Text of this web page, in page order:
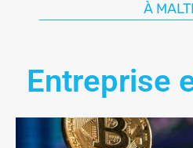
À
Entreprise